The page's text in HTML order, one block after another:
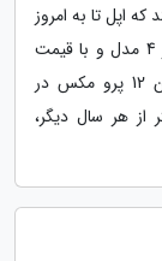
هستند که اپل تا به امروز
تولید کرده و شکی در آن نیست. این گوشی ها در 4 مدل و با قیمت
پایه 699 - 1099 دلار برای آیفون 12 مینی تا آیفون 12 پرو مکس در
از هر سال دیگر،